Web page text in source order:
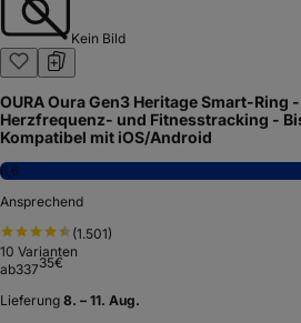
Kein Bild
OURA Oura Gen3 Heritage Smart-Ring
Herzfrequenz- und Fitnesstracking -
Kompatibel mit iOS/Android
6,6
Ansprechend
(1.501)
10 Varianten
ab33735€
Lieferung 8. – 11. Aug.